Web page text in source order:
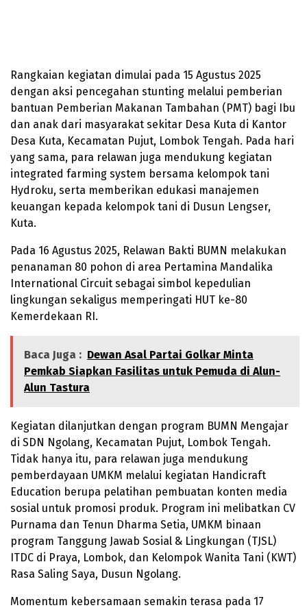
Rangkaian kegiatan dimulai pada 15 Agustus 2025
dengan aksi pencegahan stunting melalui pemberian
bantuan Pemberian Makanan Tambahan (PMT) bagi Ibu
dan anak dari masyarakat sekitar Desa Kuta di Kantor
Desa Kuta, Kecamatan Pujut, Lombok Tengah. Pada hari
yang sama, para relawan juga mendukung kegiatan
integrated farming system bersama kelompok tani
Hydroku, serta memberikan edukasi manajemen
keuangan kepada kelompok tani di Dusun Lengser,
Kuta.
Pada 16 Agustus 2025, Relawan Bakti BUMN melakukan
penanaman 80 pohon di area Pertamina Mandalika
International Circuit sebagai simbol kepedulian
lingkungan sekaligus memperingati HUT ke-80
Kemerdekaan RI.
Baca Juga : Dewan Asal Partai Golkar Minta
Pemkab Siapkan Fasilitas untuk Pemuda di Alun-
Alun Tastura
Kegiatan dilanjutkan dengan program BUMN Mengajar
di SDN Ngolang, Kecamatan Pujut, Lombok Tengah.
Tidak hanya itu, para relawan juga mendukung
pemberdayaan UMKM melalui kegiatan Handicraft
Education berupa pelatihan pembuatan konten media
sosial untuk promosi produk. Program ini melibatkan CV
Purnama dan Tenun Dharma Setia, UMKM binaan
program Tanggung Jawab Sosial & Lingkungan (TJSL)
ITDC di Praya, Lombok, dan Kelompok Wanita Tani (KWT)
Rasa Saling Saya, Dusun Ngolang.
Momentum kebersamaan semakin terasa pada 17